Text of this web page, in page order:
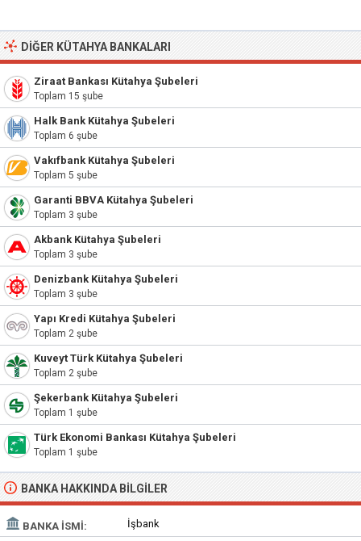
DIĞER KÜTAHYA BANKALARI
Ziraat Bankası Kütahya Şubeleri
Toplam 15 şube
Halk Bank Kütahya Şubeleri
Toplam 6 şube
Vakıfbank Kütahya Şubeleri
Toplam 5 şube
Garanti BBVA Kütahya Şubeleri
Toplam 3 şube
Akbank Kütahya Şubeleri
Toplam 3 şube
Denizbank Kütahya Şubeleri
Toplam 3 şube
Yapı Kredi Kütahya Şubeleri
Toplam 2 şube
Kuveyt Türk Kütahya Şubeleri
Toplam 2 şube
Şekerbank Kütahya Şubeleri
Toplam 1 şube
Türk Ekonomi Bankası Kütahya Şubeleri
Toplam 1 şube
BANKA HAKKINDA BILGILER
BANKA İSMI: İşbank